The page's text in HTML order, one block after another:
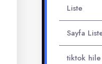
Liste
Sayfa
tiktok